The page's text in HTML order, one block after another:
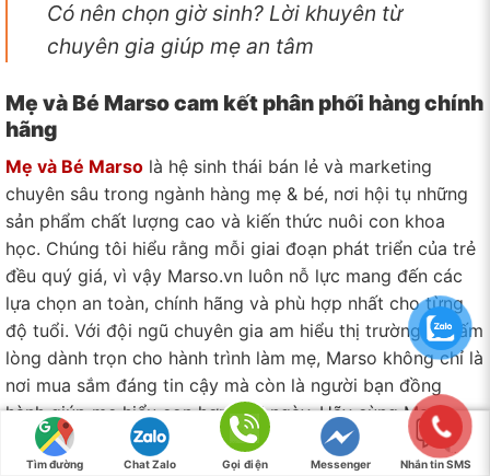
Có nên chọn giờ sinh? Lời khuyên từ
chuyên gia giúp mẹ an tâm
Mẹ và Bé Marso cam kết phân phối hàng chính
hãng
Mẹ và Bé Marso là hệ sinh thái bán lẻ và marketing
chuyên sâu trong ngành hàng mẹ & bé, nơi hội tụ những
sản phẩm chất lượng cao và kiến thức nuôi con khoa
học. Chúng tôi hiểu rằng mỗi giai đoạn phát triển của trẻ
đều quý giá, vì vậy Marso.vn luôn nỗ lực mang đến các
lựa chọn an toàn, chính hãng và phù hợp nhất cho từng
độ tuổi. Với đội ngũ chuyên gia am hiểu thị trường và tấm
lòng dành trọn cho hành trình làm mẹ, Marso không chỉ là
nơi mua sắm đáng tin cậy mà còn là người bạn đồng
hành giúp mẹ hiểu con hơn mỗi ngày. Hãy cùng Marso
xây dựng môi trường nuôi dưỡng yêu thương, nơi mẹ an
tâm lựa chọn – bé lớn khôn hạnh phúc.
Tìm đường Chat Zalo Gọi điện Messenger Nhắn tin SMS